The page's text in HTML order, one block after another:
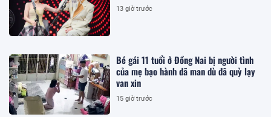
13 giờ trước
Bé gái 11 tuổi ở Đồng Nai bị người tình
của mẹ bạo hành dã man dù đã quỳ lạy
van xin
15 giờ trước